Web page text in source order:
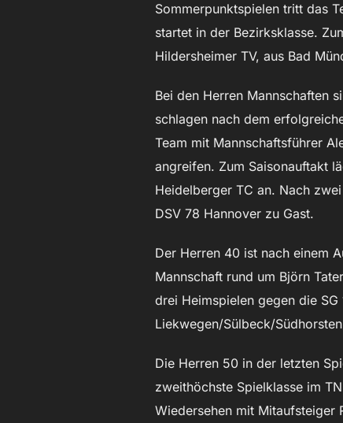
Sommerpunktspielen tritt das
startet in der Bezirksklasse.
Hildersheimer TV, aus Bad
Bei den Herren Mannschaften
schlagen nach dem
Team mit Mannschaftsführer
angreifen. Zum Saisonauftakt
Heidelberger TC an. Nach
DSV 78 Hannover zu Gast.
Der Herren 40 ist nach einem
Mannschaft rund um Björn
drei Heimspielen gegen die
Liekwegen/Sülbeck/
Die Herren 50 in der letzten
zweithöchste Spielklasse im
Wiedersehen mit Mitaufsteiger